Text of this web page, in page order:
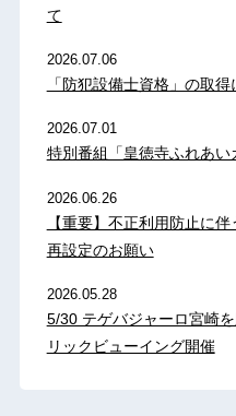
て
2026.07.06
「防犯設備士資格」の取得
2026.07.01
特別番組「皇徳寺ふれあい
2026.06.26
【重要】不正利用防止に
再設定のお願い
2026.05.28
5/30 テゲバジャーロ宮崎
リックビューイング開催